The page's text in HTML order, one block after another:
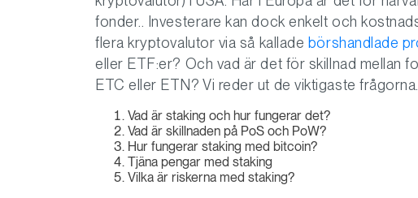
fonder.. Investerare kan dock enkelt och
flera kryptovalutor via så kallade börshandlade
eller ETF:er? Och vad är det för skillnad mellan
ETC eller ETN? Vi reder ut de viktigaste frågorna.
Vad är staking och hur fungerar det?
Vad är skillnaden på PoS och PoW?
Hur fungerar staking med bitcoin?
Tjäna pengar med staking
Vilka är riskerna med staking?